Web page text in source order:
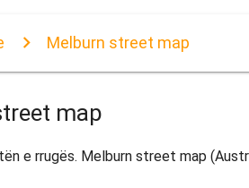
Melburn street map
map
e rrugës. Melburn street map